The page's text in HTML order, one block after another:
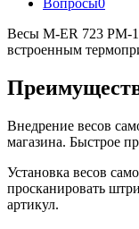
Весы M-ER 723 PM-
встроенным
Внедрение весов
магазина. Быстрое
Установка весов
просканировать
артикул.